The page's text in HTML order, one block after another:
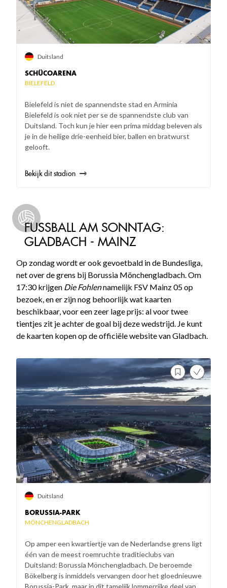
SCHÜCOARENA
BIELEFELD
Bielefeld is niet de spannendste stad en Arminia
Bielefeld is ook niet per se de spannendste club van
Duitsland. Toch kun je hier een prima middag beleven als
je in de heilige drie-eenheid bier, ballen en bratwurst
gelooft.
Duitsland
Bekijk dit stadion
FUSSBALL AM SONNTAG: G
LADBACH - MAINZ
Op zondag wordt er ook gevoetbald in de Bundesliga,
net over de grens bij Borussia Mönchengladbach. Om
17:30 krijgen Die Fohlennamelijk FSV Mainz 05 op
bezoek, en er zijn nog behoorlijk wat kaarten
beschikbaar, voor een zeer lage prijs: al voor twee
tientjes zit je achter de goal bij deze wedstrijd. Je kunt
de kaarten kopen op de officiële website van Gladbach.
BORUSSIA-PARK
MÖNCHENGLADBACH
Op amper een kwartiertje van de Nederlandse grens ligt
één van de meest roemruchte traditieclubs van
Duitsland: Borussia Mönchengladbach. De beroemde
Bökelberg is inmiddels vervangen door het gloednieuwe
Borussia-Park, maar in dit tamelijk lommerrijke deel van
Duitsland